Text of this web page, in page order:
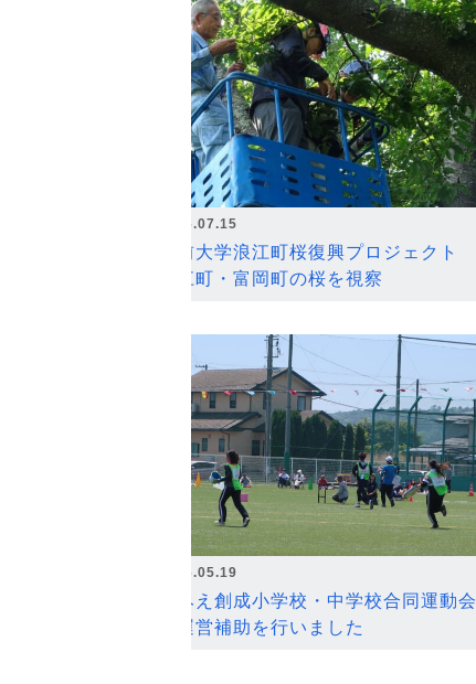
2026.07.15
弘前大学浪江町桜復興プロジェクト
浪江町・富岡町の桜を視察
2026.05.19
なみえ創成小学校・中学校合同運動会
の運営補助を行いました